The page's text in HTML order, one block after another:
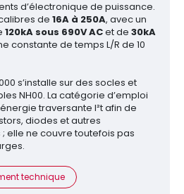
d’électronique de puissance.
de 16A à 250A, avec un
120kA sous 690V ACet de 30kA
constante de temps L/R de 10
s’installe sur des socles et
NH00. La catégorie d’emploi
traversante I²t afin de
diodes et autres
elle ne couvre toutefois pas
technique